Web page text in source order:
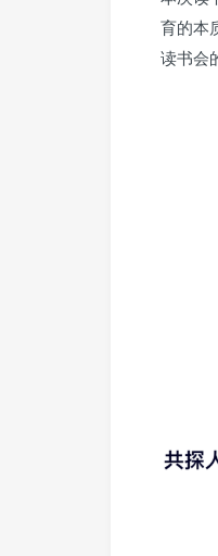
育的本
读书会